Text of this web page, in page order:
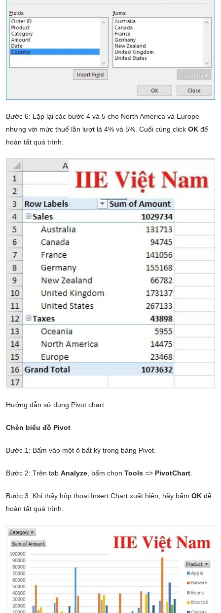
Bước 6: Lặp lại các bước 4 và 5 cho North America và Europe
nhưng với mức thuế lần lượt là 4% và 5%. Cuối cùng click OK để
hoàn tất quá trình.
Hướng dẫn sử dụng Pivot chart
Chèn biểu đồ Pivot
Bước 1: Bấm vào một ô bất kỳ trong bảng Pivot.
Bước 2: Trên tab Analyze , bấm chọn Tools => PivotChart
Bước 3: Khi thấy hộp thoại Insert Chart xuất hiện, hãy bấm OK để
hoàn tất quá trình.